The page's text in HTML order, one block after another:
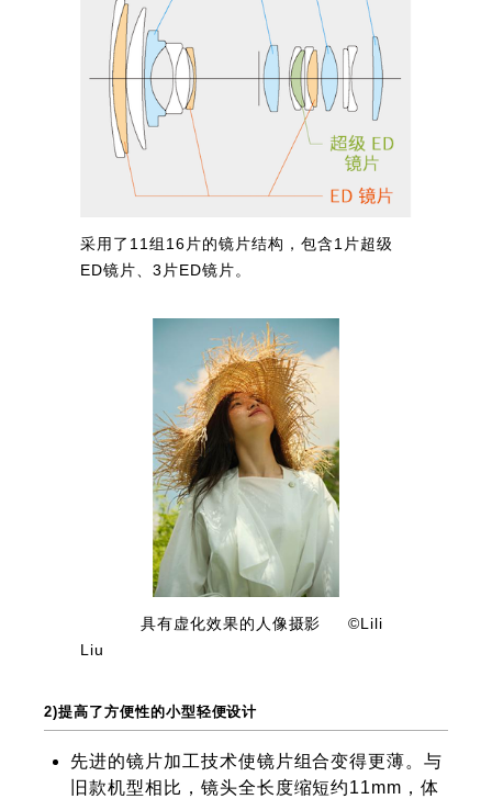
采用了11组16片的镜片结构，包含1片超级
ED镜片、3片ED镜片。
具有虚化效果的人像摄影 ©Lili
Liu
2)提高了方便性的小型轻便设计
先进的镜片加工技术使镜片组合变得更薄。与
旧款机型相比，镜头全长度缩短约11mm，体